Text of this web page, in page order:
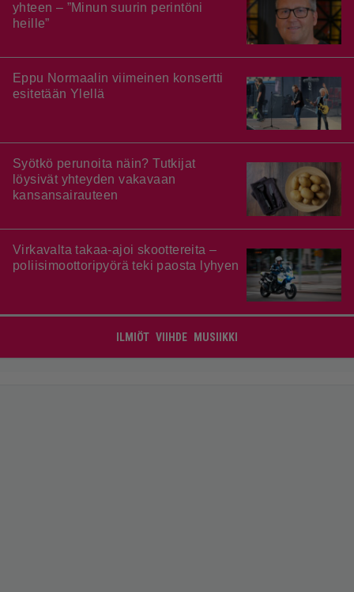
yhteen – ”Minun suurin perintöni
heille”
Eppu Normaalin viimeinen konsertti
esitetään Ylellä
Syötkö perunoita näin? Tutkijat
löysivät yhteyden vakavaan
kansansairauteen
Virkavalta takaa-ajoi skoottereita –
poliisimoottoripyörä teki paosta lyhyen
ILMIÖT VIIHDE MUSIIKKI